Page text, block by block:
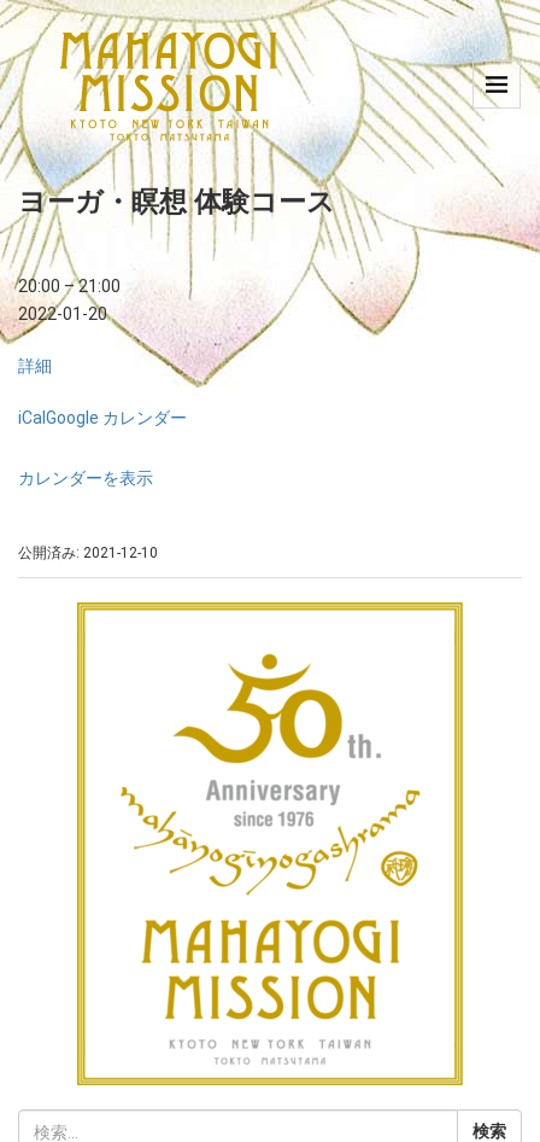
ヨーガ・瞑想 体験コース
20:00 –21:00
2022-01-20
詳細
iCal Google カレンダー
カレンダーを表示
公開済み: 2021-12-10